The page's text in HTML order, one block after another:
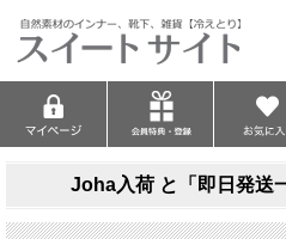
Joha入荷 と「即日発送